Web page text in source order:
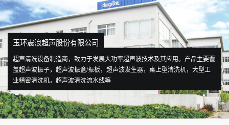
震浪
行业
产品
技术革新
新闻
玉环震浪超声股份有限公司
超声清洗设备制造商，致力于发展大功率超声波技术及其应用。产品主要覆
盖超声波振子，超声波振盒/振板，超声波发生器，桌上型清洗机，大型工
业精密清洗机，超声波清洗流水线等